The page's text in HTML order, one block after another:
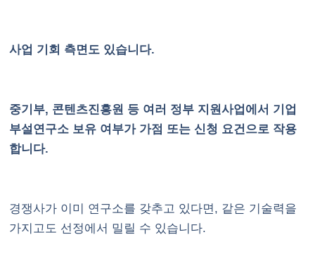
사업 기회 측면도 있습니다.
중기부, 콘텐츠진흥원 등 여러 정부 지원사업에서 기업
부설연구소 보유 여부가 가점 또는 신청 요건으로 작용
합니다.
경쟁사가 이미 연구소를 갖추고 있다면, 같은 기술력을
가지고도 선정에서 밀릴 수 있습니다.